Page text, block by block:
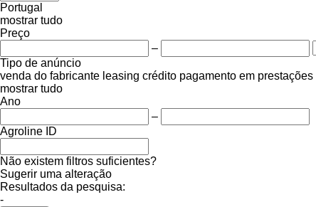
Portugal
mostrar tudo
Preço
–
Tipo de anúncio
venda do fabricante leasing crédito pagamento em prestações
mostrar tudo
Ano
–
Agroline ID
Não existem filtros suficientes?
Sugerir uma alteração
Resultados da pesquisa:
-